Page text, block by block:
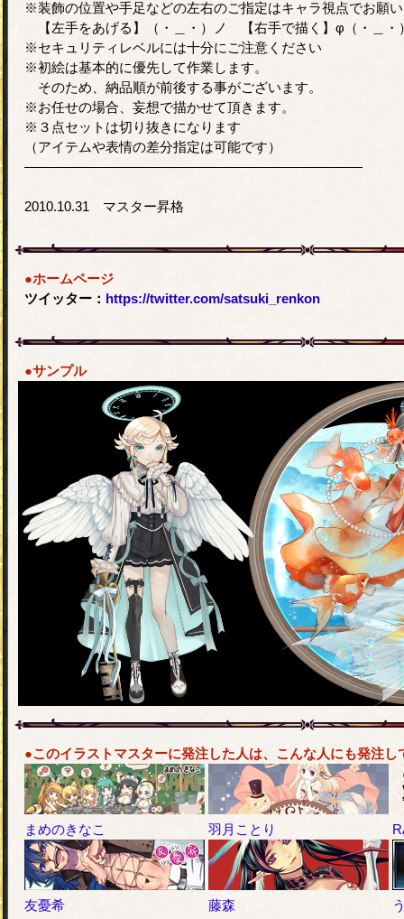
※装飾の位置や手足などの左右のご指定はキャラ視点でお願
【左手をあげる】（・＿・）ノ 【右手で描く】φ（・＿・
※セキュリティレベルには十分にご注意ください
※初絵は基本的に優先して作業します。
そのため、納品順が前後する事がございます。
※お任せの場合、妄想で描かせて頂きます。
※３点セットは切り抜きになります
（アイテムや表情の差分指定は可能です）
―――――――――――――――――――――――――
2010.10.31 マスター昇格
●ホームページ
ツイッター： https://twitter.com/satsuki_renkon
●サンプル
●このイラストマスターに発注した人は、こんな人にも発注し
まめのきなこ 羽月ことり
友憂希 藤森